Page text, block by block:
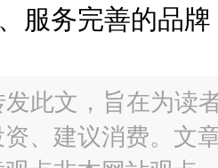
服务完善的品
此文，旨在为读
、建议消费。文